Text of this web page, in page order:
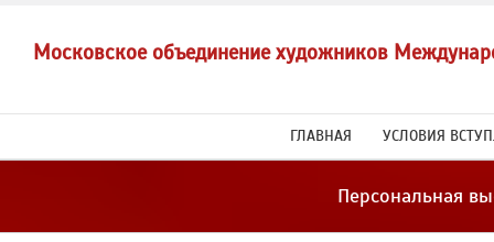
contentМосковское объединение художников
ГЛАВНАЯ УСЛОВИЯ
Персональная